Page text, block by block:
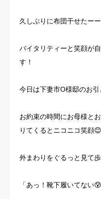
久しぶりに布団干せたー
バイタリティーと笑顔が
す！
今日は下妻市O様邸のお引
お約束の時間にお母様と
りてくるとニコニコ笑顔😊
外まわりをぐるっと見て
「あっ！靴下履いてない😰
特集コンテンツ
よくある質問